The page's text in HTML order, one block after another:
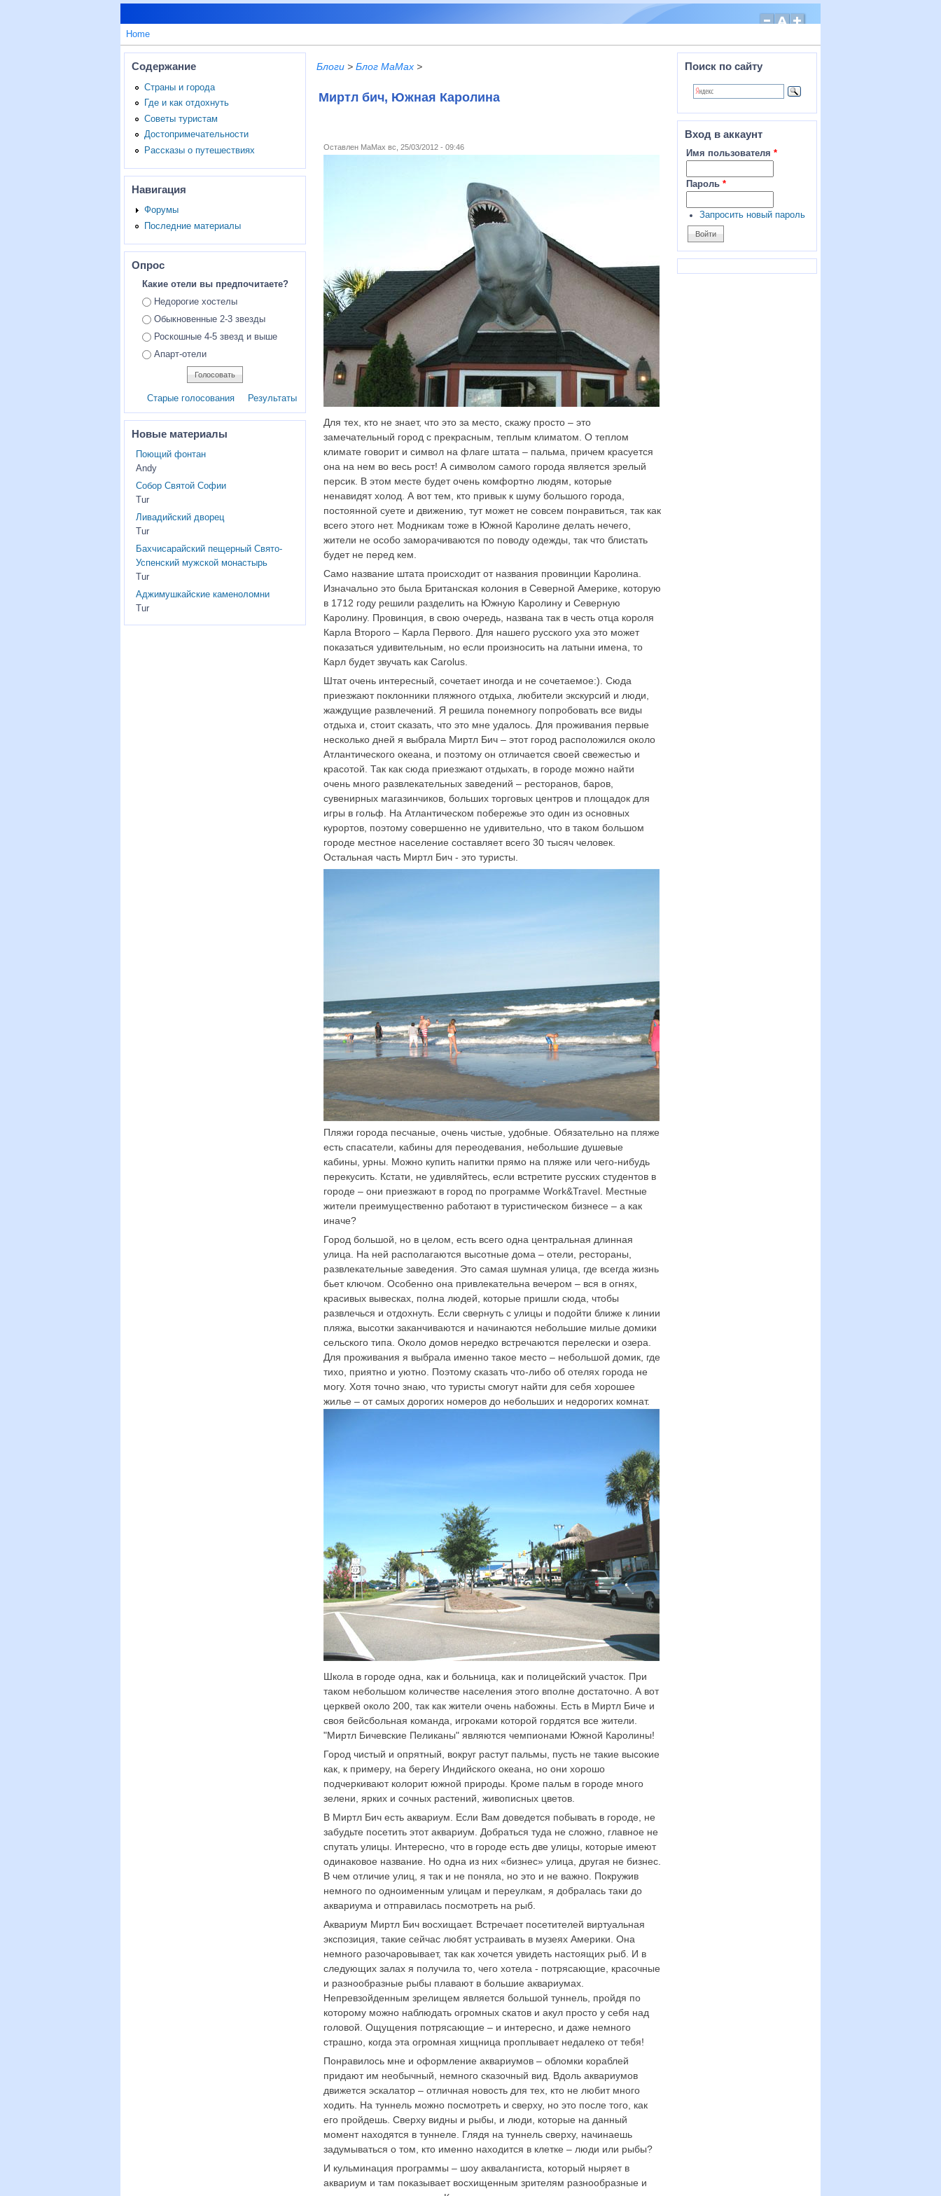
Home
Блоги > Блог MaMax >
Миртл бич, Южная Каролина
Оставлен MaMax вс, 25/03/2012 - 09:46
Для тех, кто не знает, что это за место, скажу просто – это
замечательный город с прекрасным, теплым климатом. О теплом
климате говорит и символ на флаге штата – пальма, причем красуется
она на нем во весь рост! А символом самого города является зрелый
персик. В этом месте будет очень комфортно людям, которые
ненавидят холод. А вот тем, кто привык к шуму большого города,
постоянной суете и движению, тут может не совсем понравиться, так как
всего этого нет. Модникам тоже в Южной Каролине делать нечего,
жители не особо заморачиваются по поводу одежды, так что блистать
будет не перед кем.
Само название штата происходит от названия провинции Каролина.
Изначально это была Британская колония в Северной Америке, которую
в 1712 году решили разделить на Южную Каролину и Северную
Каролину. Провинция, в свою очередь, названа так в честь отца короля
Карла Второго – Карла Первого. Для нашего русского уха это может
показаться удивительным, но если произносить на латыни имена, то
Карл будет звучать как Carolus.
Штат очень интересный, сочетает иногда и не сочетаемое:). Сюда
приезжают поклонники пляжного отдыха, любители экскурсий и люди,
жаждущие развлечений. Я решила понемногу попробовать все виды
отдыха и, стоит сказать, что это мне удалось. Для проживания первые
несколько дней я выбрала Миртл Бич – этот город расположился около
Атлантического океана, и поэтому он отличается своей свежестью и
красотой. Так как сюда приезжают отдыхать, в городе можно найти
очень много развлекательных заведений – ресторанов, баров,
сувенирных магазинчиков, больших торговых центров и площадок для
игры в гольф. На Атлантическом побережье это один из основных
курортов, поэтому совершенно не удивительно, что в таком большом
городе местное население составляет всего 30 тысяч человек.
Остальная часть Миртл Бич - это туристы.
Пляжи города песчаные, очень чистые, удобные. Обязательно на пляже
есть спасатели, кабины для переодевания, небольшие душевые
кабины, урны. Можно купить напитки прямо на пляже или чего-нибудь
перекусить. Кстати, не удивляйтесь, если встретите русских студентов в
городе – они приезжают в город по программе Work&Travel. Местные
жители преимущественно работают в туристическом бизнесе – а как
иначе?
Город большой, но в целом, есть всего одна центральная длинная
улица. На ней располагаются высотные дома – отели, рестораны,
развлекательные заведения. Это самая шумная улица, где всегда жизнь
бьет ключом. Особенно она привлекательна вечером – вся в огнях,
красивых вывесках, полна людей, которые пришли сюда, чтобы
развлечься и отдохнуть. Если свернуть с улицы и подойти ближе к линии
пляжа, высотки заканчиваются и начинаются небольшие милые домики
сельского типа. Около домов нередко встречаются перелески и озера.
Для проживания я выбрала именно такое место – небольшой домик, где
тихо, приятно и уютно. Поэтому сказать что-либо об отелях города не
могу. Хотя точно знаю, что туристы смогут найти для себя хорошее
жилье – от самых дорогих номеров до небольших и недорогих комнат.
Школа в городе одна, как и больница, как и полицейский участок. При
таком небольшом количестве населения этого вполне достаточно. А вот
церквей около 200, так как жители очень набожны. Есть в Миртл Биче и
своя бейсбольная команда, игроками которой гордятся все жители.
"Миртл Бичевские Пеликаны" являются чемпионами Южной Каролины!
Город чистый и опрятный, вокруг растут пальмы, пусть не такие высокие
как, к примеру, на берегу Индийского океана, но они хорошо
подчеркивают колорит южной природы. Кроме пальм в городе много
зелени, ярких и сочных растений, живописных цветов.
В Миртл Бич есть аквариум. Если Вам доведется побывать в городе, не
забудьте посетить этот аквариум. Добраться туда не сложно, главное не
спутать улицы. Интересно, что в городе есть две улицы, которые имеют
одинаковое название. Но одна из них «бизнес» улица, другая не бизнес.
В чем отличие улиц, я так и не поняла, но это и не важно. Покружив
немного по одноименным улицам и переулкам, я добралась таки до
аквариума и отправилась посмотреть на рыб.
Аквариум Миртл Бич восхищает. Встречает посетителей виртуальная
экспозиция, такие сейчас любят устраивать в музеях Америки. Она
немного разочаровывает, так как хочется увидеть настоящих рыб. И в
следующих залах я получила то, чего хотела - потрясающие, красочные
и разнообразные рыбы плавают в большие аквариумах.
Непревзойденным зрелищем является большой туннель, пройдя по
которому можно наблюдать огромных скатов и акул просто у себя над
головой. Ощущения потрясающие – и интересно, и даже немного
страшно, когда эта огромная хищница проплывает недалеко от тебя!
Понравилось мне и оформление аквариумов – обломки кораблей
придают им необычный, немного сказочный вид. Вдоль аквариумов
движется эскалатор – отличная новость для тех, кто не любит много
ходить. На туннель можно посмотреть и сверху, но это после того, как
его пройдешь. Сверху видны и рыбы, и люди, которые на данный
момент находятся в туннеле. Глядя на туннель сверху, начинаешь
задумываться о том, кто именно находится в клетке – люди или рыбы?
И кульминация программы – шоу аквалангиста, который ныряет в
аквариум и там показывает восхищенным зрителям разнообразные и
Содержание
Страны и города
Где и как отдохнуть
Советы туристам
Достопримечательности
Рассказы о путешествиях
Навигация
Форумы
Последние материалы
Опрос
Какие отели вы предпочитаете?
Ответы
Недорогие хостелы
Обыкновенные 2-3 звезды
Роскошные 4-5 звезд и выше
Апарт-отели
Старые голосования Результаты
Новые материалы
Поющий фонтан
Andy
Собор Святой Софии
Tur
Ливадийский дворец
Tur
Бахчисарайский пещерный Свято-
Успенский мужской монастырь
Tur
Аджимушкайские каменоломни
Tur
Поиск по сайту
Вход в аккаунт
Имя пользователя *
Пароль *
Запросить новый пароль